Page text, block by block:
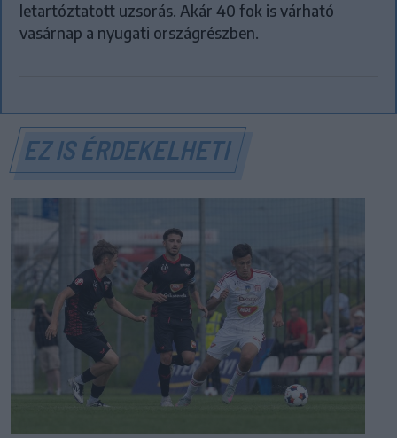
letartóztatott uzsorás. Akár 40 fok is várható
vasárnap a nyugati országrészben.
EZ IS ÉRDEKELHETI